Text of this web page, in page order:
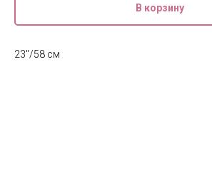
В корзину
23"/58 см